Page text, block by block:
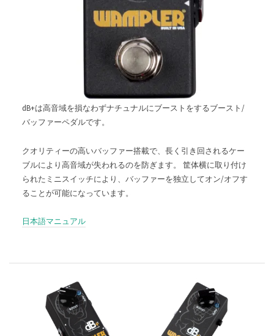
dB+は高音域を損なわずナチュナルにブーストをするブースト/
バッファーペダルです。
クオリティーの高いバッファー搭載で、長く引き回されるケー
ブルにより高音域が失われるのを防ぎます。 筐体横に取り付け
られたミニスイッチにより、バッファーを独立してオン/オフす
ることが可能になっています。
日本語マニュアル